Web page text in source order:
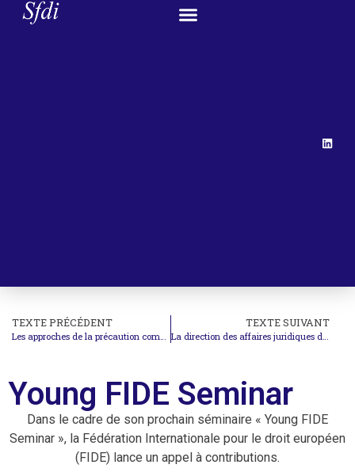
TEXTE PRÉCÉDENT TEXTE SUIVANT
Young FIDE Seminar
Dans le cadre de son prochain séminaire « Young FIDE
Seminar », la Fédération Internationale pour le droit européen
(FIDE) lance un appel à contributions.